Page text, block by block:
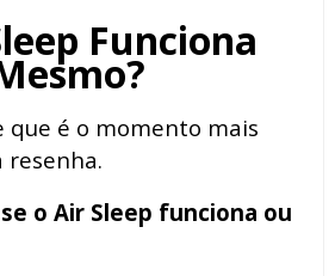
Funciona
que é o momento mais
o Air Sleep funciona ou